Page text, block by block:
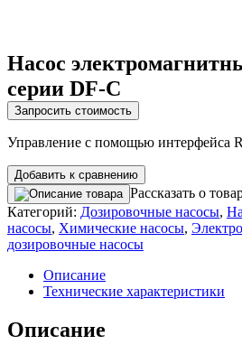
Насос
серии DF-C
Запросить стоимость
Управление с помощью интерфейса
Добавить к сравнению
Рассказать о
Категорий: Дозировочные насосы,
насосы, Химические насосы,
дозировочные насосы
Описание
Технические характеристики
Описание